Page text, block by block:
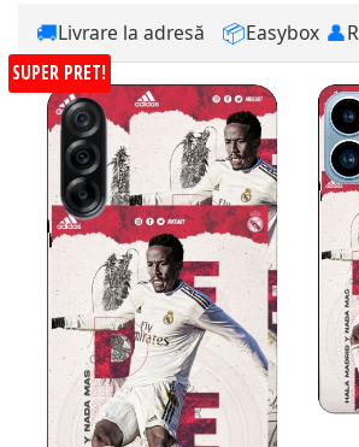
🚚Livrare la adresă 📦Easybox 👤
SUPER PRET!